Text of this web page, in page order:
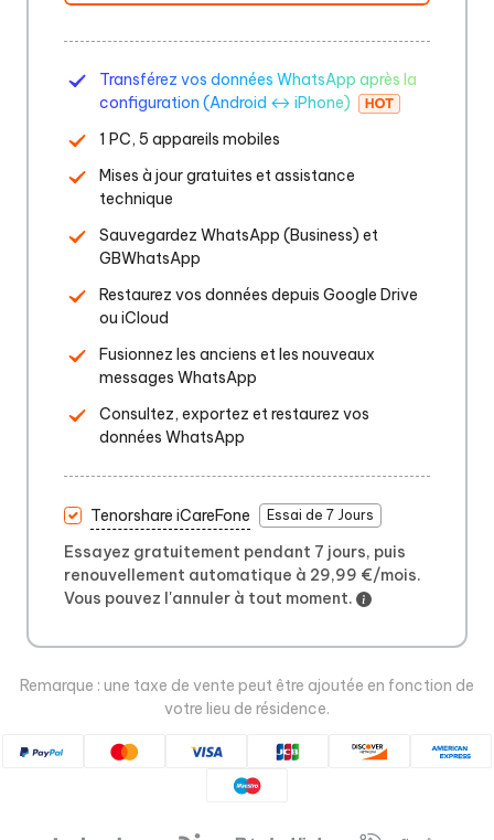
Transférez vos données WhatsApp après la
configuration (Android ↔ iPhone)
1 PC, 5 appareils mobiles
Mises à jour gratuites et assistance
technique
Sauvegardez WhatsApp (Business) et
GBWhatsApp
Restaurez vos données depuis Google Drive
ou iCloud
Fusionnez les anciens et les nouveaux
messages WhatsApp
Consultez, exportez et restaurez vos
données WhatsApp
Tenorshare iCareFone Essai de 7 Jours
Essayez gratuitement pendant 7 jours, puis
renouvellement automatique à 29,99 €/mois.
Vous pouvez l'annuler à tout moment.
Remarque : une taxe de vente peut être ajoutée en fonction de
votre lieu de résidence.